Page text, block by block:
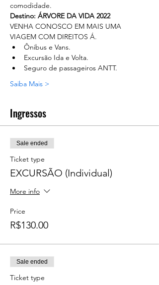
comodidade.
Destino: ÁRVORE DA VIDA 2022
VENHA CONOSCO EM MAIS UMA
VIAGEM COM DIREITOS Á.
Ônibus e Vans.
Excursão Ida e Volta.
Seguro de passageiros ANTT.
Saiba Mais >
Ingressos
Sale ended
Ticket type
EXCURSÃO (Individual)
More info
Price
R$130.00
Sale ended
Ticket type